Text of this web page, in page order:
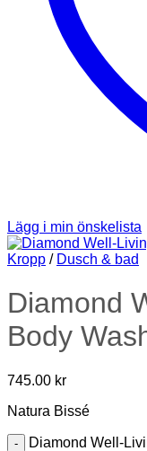
Lägg i min önskelista
Kropp / Dusch & bad
Diamond
Body
745.00 kr
Natura Bissé
Diamond Well-